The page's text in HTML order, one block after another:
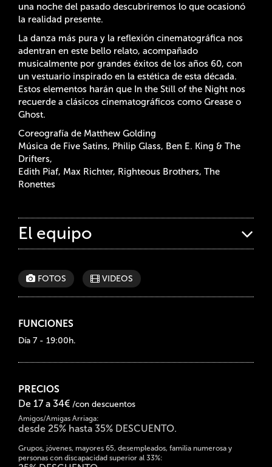
una noche del pasado descubriremos lo que ocasionó
la realidad presente.
La danza más pura y la reflexión cinematográfica nos
adentran en este bello relato, acompañado
musicalmente por grandes éxitos de los años 60, con
un vestuario inspirado en la estética de esta década.
Estos elementos harán que In the Still of the Night nos
recuerde a clásicos cinematográficos como Grease o
Ghost.
Coreografía de Matthew Golding
Música de Five Satins, Philip Glass, Ben E. King & The
Drifters,
Edith Piaf, Max Richter, Righteous Brothers, The
Ronettes
El equipo
FOTOS VIDEOS
FUNCIONES
Día 7 - 19:00h.
PRECIOS
De 17 a 34€ /con descuentos
Amigos/Amigas Arriaga:
desde 25% hasta 35% DESCUENTO.
Grupos, jóvenes, mayores 65, desempleados, familia numerosa y
personas con discapacidad superior al 33%: